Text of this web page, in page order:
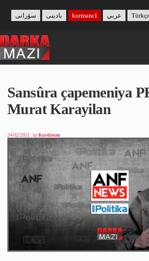
content
بادینی سۆرانی kurmancî عربي
Sansûra çapemeniya
Murat Karayilan
24/02/2021 in Kurdistan